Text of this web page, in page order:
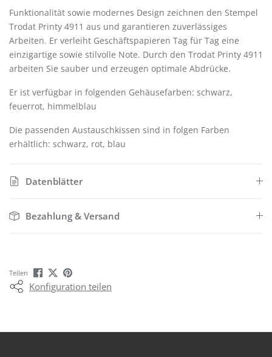
Funktionalität sowie modernes Design zeichnen den Stempel
Trodat Printy 4911 aus und garantieren zuverlässiges
Arbeiten. Er verleiht Geschäftspapieren Tag für Tag eine
einzigartige sowie stilvolle Note. Durch den Trodat Printy 4911
arbeiten Sie sauber und erzeugen optimale Abdrücke.
Er ist verfügbar in folgenden Gehäusefarben: schwarz,
feuerrot, himmelblau
Die passenden Austauschkissen sind in folgen Farben
erhältlich: schwarz, rot, blau
Datenblätter
Bezahlung & Versand
Teilen
Konfiguration teilen